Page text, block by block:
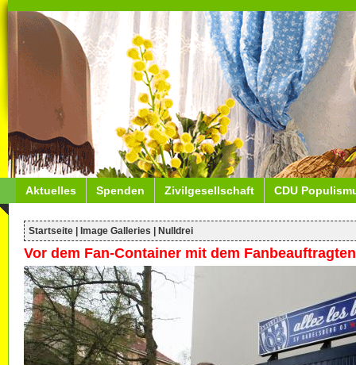
Aktuelles Spenden Zivilgesellschaft CDU
Startseite Image Galleries Nulldrei
Vor dem Fan-Container mit dem